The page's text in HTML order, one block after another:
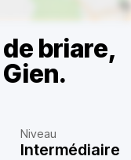
briare,
Niveau
Intermédiaire